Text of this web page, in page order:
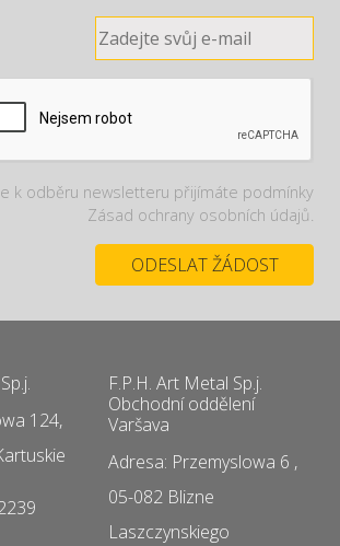
k odběru newsletteru přijímáte podmínky
Zásad ochrany osobních údajů.
124,
F.P.H. Art Metal Sp.j.
Obchodní oddělení
Varšava
Adresa: Przemyslowa 6 ,
05-082 Blizne
Laszczynskiego